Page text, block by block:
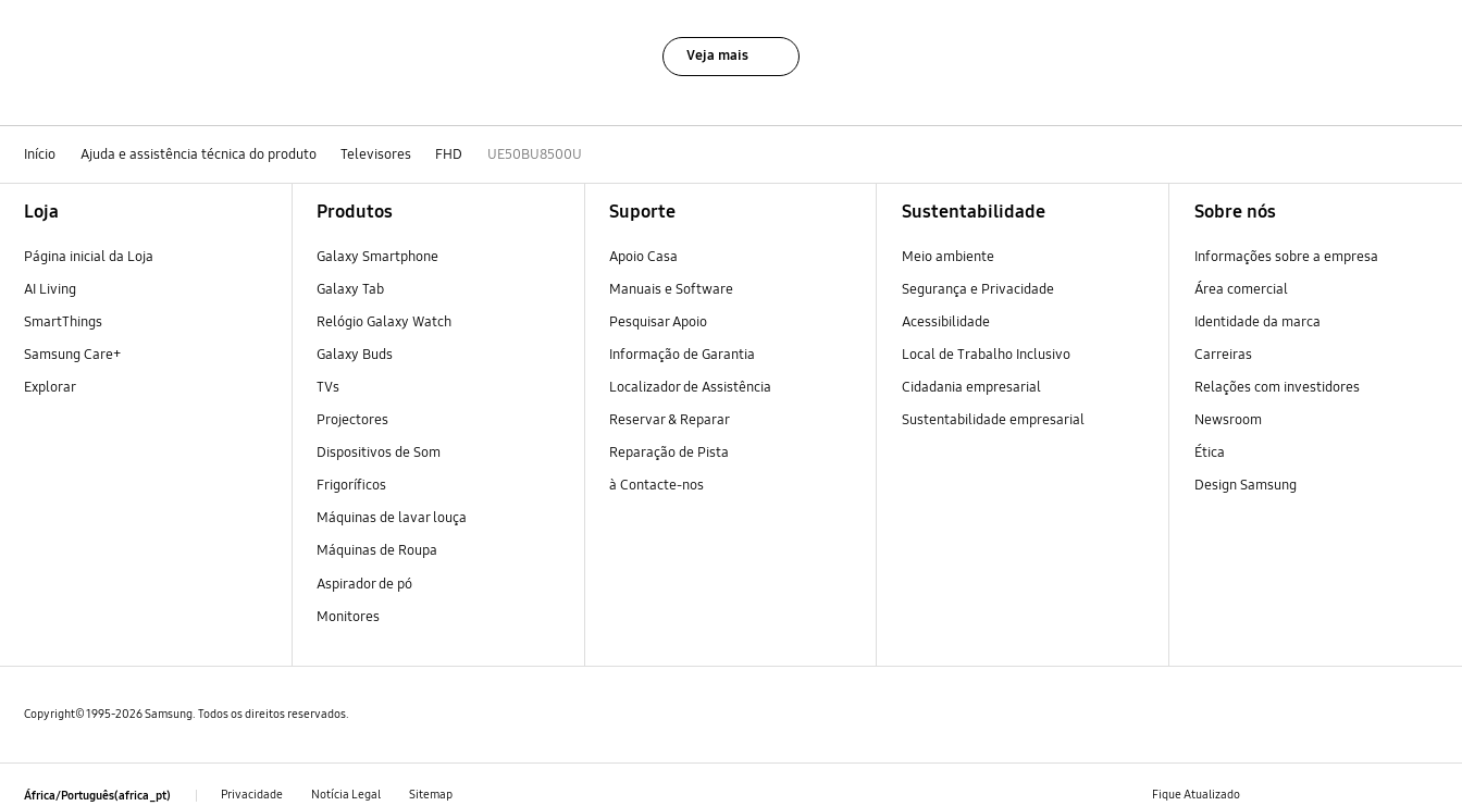
Veja mais
Início Ajuda e assistência técnica do produto Televisores FHD UE50BU8500U
Loja
Página inicial da Loja
AI Living
SmartThings
Samsung Care+
Explorar
Produtos
Galaxy Smartphone
Galaxy Tab
Relógio Galaxy Watch
Galaxy Buds
TVs
Projectores
Dispositivos de Som
Frigoríficos
Máquinas de lavar louça
Máquinas de Roupa
Aspirador de pó
Monitores
Suporte
Apoio Casa
Manuais e Software
Pesquisar Apoio
Informação de Garantia
Localizador de Assistência
Reservar & Reparar
Reparação de Pista
à Contacte-nos
Sustentabilidade
Meio ambiente
Segurança e Privacidade
Acessibilidade
Local de Trabalho Inclusivo
Cidadania empresarial
Sustentabilidade empresarial
Sobre nós
Informações sobre a empresa
Área comercial
Identidade da marca
Carreiras
Relações com investidores
Newsroom
Ética
Design Samsung
Copyright© 1995-2026 Samsung. Todos os direitos reservados.
África/Português(africa_pt) Privacidade Notícia Legal Sitemap Fique Atualizado